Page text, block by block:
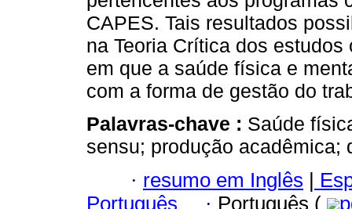
CAPES. Tais resultados
na Teoria Crítica dos
em que a saúde física e
com a forma de gestão do
Palavras-chave : Saúde
sensu; produção acadêmica;
· resumo em Inglês |
Português
· Português (